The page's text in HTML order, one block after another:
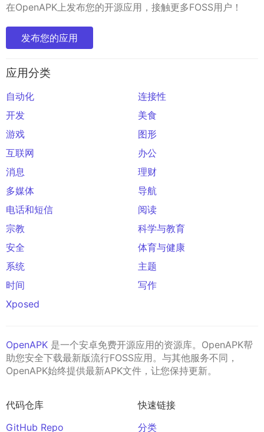
在OpenAPK上发布您的开源应用，接触更多FOSS用户！
发布您的应用
应用分类
自动化
连接性
开发
美食
游戏
图形
互联网
办公
消息
理财
多媒体
导航
电话和短信
阅读
宗教
科学与教育
安全
体育与健康
系统
主题
时间
写作
Xposed
OpenAPK 是一个安卓免费开源应用的资源库。OpenAPK帮
助您安全下载最新版流行FOSS应用。与其他服务不同，
OpenAPK始终提供最新APK文件，让您保持更新。
代码仓库
GitHub Repo
快速链接
分类